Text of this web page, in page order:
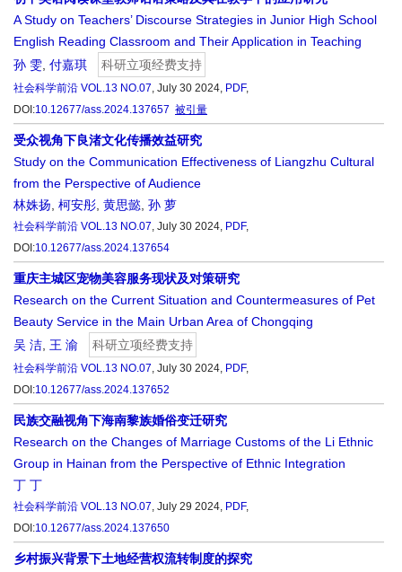
A Study on Teachers’ Discourse Strategies in Junior High School
English Reading Classroom and Their Application in Teaching
孙 雯 付嘉琪 科研立项经费支持
社会科学前沿 VOL.13 NO.07, July 30 2024, PDF,
DOI:10.12677/ass.2024.137657 被引量
受众视角下良渚文化传播效益研究
Study on the Communication Effectiveness of Liangzhu Cultural
from the Perspective of Audience
林姝扬 柯安彤 黄思懿 孙 萝
社会科学前沿 VOL.13 NO.07, July 30 2024, PDF,
DOI:10.12677/ass.2024.137654
重庆主城区宠物美容服务现状及对策研究
Research on the Current Situation and Countermeasures of Pet
Beauty Service in the Main Urban Area of Chongqing
吴 洁 王 渝 科研立项经费支持
社会科学前沿 VOL.13 NO.07, July 30 2024, PDF,
DOI:10.12677/ass.2024.137652
民族交融视角下海南黎族婚俗变迁研究
Research on the Changes of Marriage Customs of the Li Ethnic
Group in Hainan from the Perspective of Ethnic Integration
丁 丁
社会科学前沿 VOL.13 NO.07, July 29 2024, PDF,
DOI:10.12677/ass.2024.137650
乡村振兴背景下土地经营权流转制度的探究